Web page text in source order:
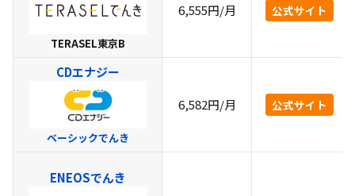
TERASEL東京B
6,555円/月 公式サイト
CDエナジー
ベーシックでんき
6,582円/月 公式サイト
ENEOSでんき